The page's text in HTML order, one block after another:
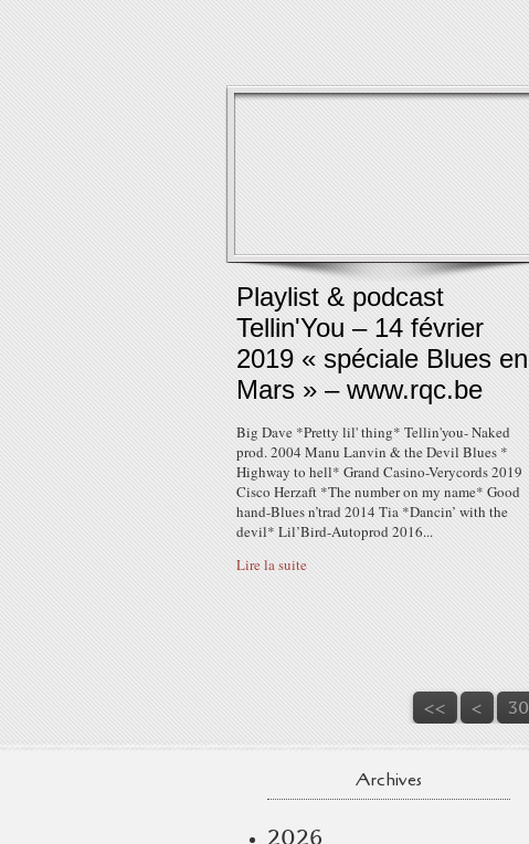
Playlist & podcast
Tellin'You – 14 février
2019 « spéciale Blues en
Mars » – www.rqc.be
Big Dave *Pretty lil' thing* Tellin'you- Naked
prod. 2004 Manu Lanvin & the Devil Blues *
Highway to hell* Grand Casino-Verycords 2019
Cisco Herzaft *The number on my name* Good
hand-Blues n’trad 2014 Tia *Dancin’ with the
devil* Lil’Bird-Autoprod 2016...
Lire la suite
<< < 10
20
30
Archives
2026